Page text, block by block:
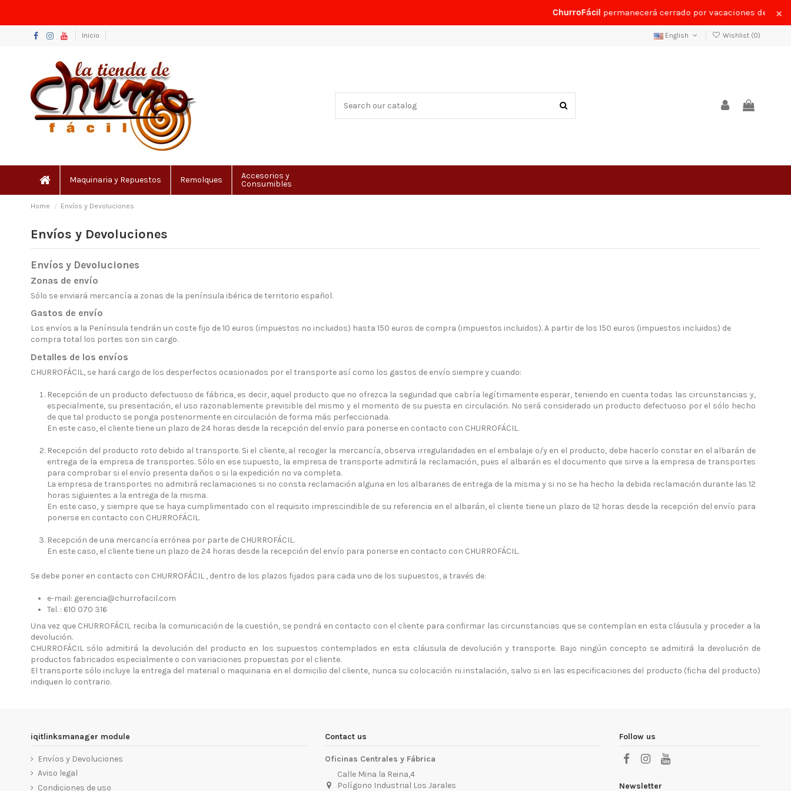
ChurroFácilpermanecerá cerrado por vacaciones del24 al×
Inicio English Wishlist (0)
Maquinaria y Repuestos Remolques
Accesorios y
Consumibles
Home Envíos y Devoluciones
Envíos y Devoluciones
Envíos y Devoluciones
Zonas de envío
Sólo se enviará mercancía a zonas de la península ibérica de territorio español.
Gastos de envío
Los envíos a la Península tendrán un coste fijo de 10 euros (impuestos no incluidos) hasta 150 euros de compra (impuestos incluidos). A partir de los 150 euros (impuestos incluidos) de
compra total los portes son sin cargo.
Detalles de los envíos
CHURROFÁCIL, se hará cargo de los desperfectos ocasionados por el transporte así como los gastos de envío siempre y cuando:
Recepción de un producto defectuoso de fábrica, es decir, aquel producto que no ofrezca la seguridad que cabría legítimamente esperar, teniendo en cuenta todas las circunstancias y,
especialmente, su presentación, el uso razonablemente previsible del mismo y el momento de su puesta en circulación. No será considerado un producto defectuoso por el sólo hecho
de que tal producto se ponga posteriormente en circulación de forma más perfeccionada.
En este caso, el cliente tiene un plazo de 24 horas desde la recepción del envío para ponerse en contacto con CHURROFÁCIL.
Recepción del producto roto debido al transporte. Si el cliente, al recoger la mercancía, observa irregularidades en el embalaje o/y en el producto, debe hacerlo constar en el albarán de
entrega de la empresa de transportes. Sólo en ese supuesto, la empresa de transporte admitirá la reclamación, pues el albarán es el documento que sirve a la empresa de transportes
para comprobar si el envío presenta daños o si la expedición no va completa.
La empresa de transportes no admitirá reclamaciones si no consta reclamación alguna en los albaranes de entrega de la misma y si no se ha hecho la debida reclamación durante las 12
horas siguientes a la entrega de la misma.
En este caso, y siempre que se haya cumplimentado con el requisito imprescindible de su referencia en el albarán, el cliente tiene un plazo de 12 horas desde la recepción del envío para
ponerse en contacto con CHURROFÁCIL.
Recepción de una mercancía errónea por parte de CHURROFÁCIL.
En este caso, el cliente tiene un plazo de 24 horas desde la recepción del envío para ponerse en contacto con CHURROFÁCIL.
Se debe poner en contacto con CHURROFÁCIL , dentro de los plazos fijados para cada uno de los supuestos, a través de:
e-mail: gerencia@churrofacil.com
Tel. : 610 070 316
Una vez que CHURROFÁCIL reciba la comunicación de la cuestión, se pondrá en contacto con el cliente para confirmar las circunstancias que se contemplan en esta cláusula y proceder a la
devolución.
CHURROFÁCIL sólo admitirá la devolución del producto en los supuestos contemplados en esta cláusula de devolución y transporte. Bajo ningún concepto se admitirá la devolución de
productos fabricados especialmente o con variaciones propuestas por el cliente.
El transporte sólo incluye la entrega del material o maquinaria en el domicilio del cliente, nunca su colocación ni instalación, salvo si en las especificaciones del producto (ficha del producto)
indiquen lo contrario.
iqitlinksmanager module
Envíos y Devoluciones
Aviso legal
Condiciones de uso
Contact us
Oficinas Centrales y Fábrica
Calle Mina la Reina,4
Polígono Industrial Los Jarales
Follow us
Newsletter